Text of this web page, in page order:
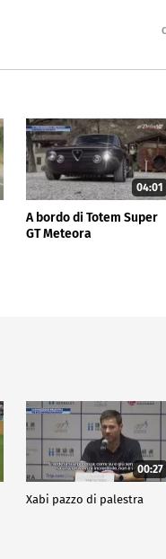
04:01
A bordo di Totem Super
GT Meteora
00:27
Xabi pazzo di palestra